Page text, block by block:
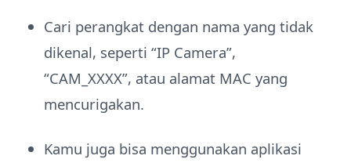
Cari perangkat dengan nama yang tidak
dikenal, seperti “IP Camera”,
“CAM_XXXX”, atau alamat MAC yang
mencurigakan.
Kamu juga bisa menggunakan aplikasi